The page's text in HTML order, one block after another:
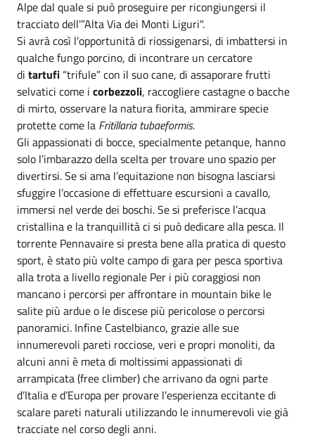
Alpe dal quale si può proseguire per ricongiungersi il
tracciato dell'”Alta Via dei Monti Liguri".
Si avrà così l’opportunità di riossigenarsi, di imbattersi in
qualche fungo porcino, di incontrare un cercatore
di tartufi “trifule” con il suo cane, di assaporare frutti
selvatici come i corbezzoli, raccogliere castagne o bacche
di mirto, osservare la natura fiorita, ammirare specie
protette come la Fritillaria tubaeformis.
Gli appassionati di bocce, specialmente petanque, hanno
solo l’imbarazzo della scelta per trovare uno spazio per
divertirsi. Se si ama l’equitazione non bisogna lasciarsi
sfuggire l’occasione di effettuare escursioni a cavallo,
immersi nel verde dei boschi. Se si preferisce l’acqua
cristallina e la tranquillità ci si può dedicare alla pesca. Il
torrente Pennavaire si presta bene alla pratica di questo
sport, è stato più volte campo di gara per pesca sportiva
alla trota a livello regionale Per i più coraggiosi non
mancano i percorsi per affrontare in mountain bike le
salite più ardue o le discese più pericolose o percorsi
panoramici. Infine Castelbianco, grazie alle sue
innumerevoli pareti rocciose, veri e propri monoliti, da
alcuni anni è meta di moltissimi appassionati di
arrampicata (free climber) che arrivano da ogni parte
d’Italia e d’Europa per provare l’esperienza eccitante di
scalare pareti naturali utilizzando le innumerevoli vie già
tracciate nel corso degli anni.